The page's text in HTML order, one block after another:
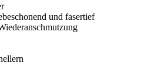
und fasertief